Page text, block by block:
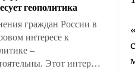
геополитика
граждан России в
интересе к
–
Этот интерес